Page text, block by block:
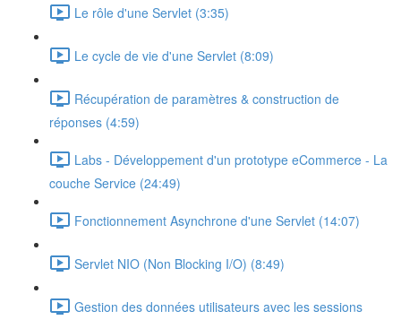
Le rôle d'une Servlet (3:35)
Le cycle de vie d'une Servlet (8:09)
Récupération de paramètres & construction de
réponses (4:59)
Labs - Développement d'un prototype eCommerce - La
couche Service (24:49)
Fonctionnement Asynchrone d'une Servlet (14:07)
Servlet NIO (Non Blocking I/O) (8:49)
Gestion des données utilisateurs avec les sessions